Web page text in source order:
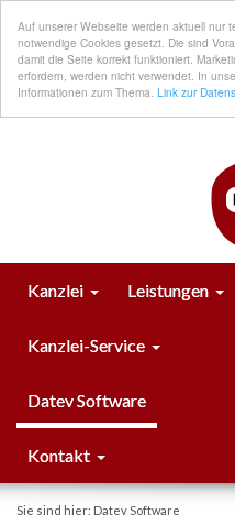
Auf unserer Webseite werden aktuell nur
notwendige Cookies gesetzt. Die sind
damit die Seite korrekt funktioniert.
erfordern, werden nicht verwendet. In
Informationen zum Thema. Link zur
Kanzlei Leistungen
Kanzlei-Service
Datev Software
Kontakt
Sie sind hier: Datev Software